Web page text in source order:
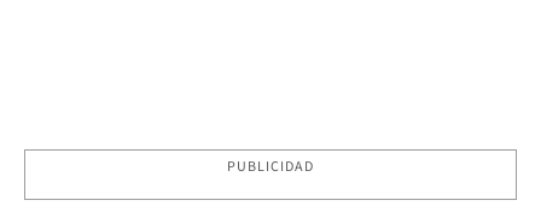
PUBLICIDAD